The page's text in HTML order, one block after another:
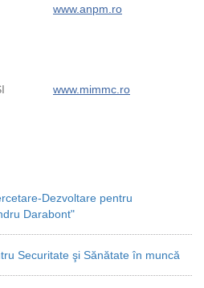
www.anpm.ro
www.mimmc.ro
Dezvoltare pentru
Darabont"
Securitate şi Sănătate în muncă